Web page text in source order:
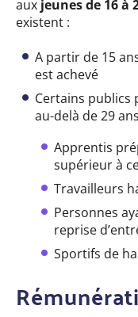
aux jeunes de 16 à
existent :
A partir de 15
est achevé
Certains publics
au-delà de 29
Apprentis
supérieur à
Travailleurs
Personnes
reprise
Sportifs de